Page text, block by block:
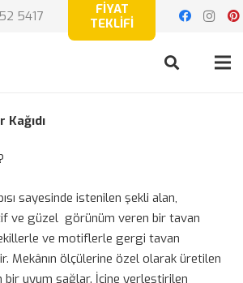
5417
FİYAT
TEKLİFİ
sayesinde istenilen şekli alan,
ve güzel görünüm veren bir tavan
ve motiflerle gergi tavan
Mekânın ölçülerine özel olarak üretilen
uyum sağlar. İçine yerleştirilen